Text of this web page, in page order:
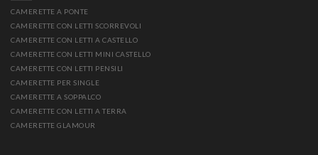
CAMERETTE A PONTE
CAMERETTE CON LETTI SCORREVOLI
CAMERETTE CON LETTI A CASTELLO
CAMERETTE CON LETTI MINI CASTELLO
CAMERETTE CON LETTI PENSILI
CAMERETTE PER SINGLE
CAMERETTE A SOPPALCO
CAMERETTE CON LETTI A TERRA
CAMERETTE GLAMOUR